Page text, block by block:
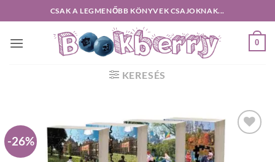
to
content
CSAK A LEGMENŐBB KÖNYVEK CSAJOKNAK...
0
KERESÉS
-26%
Hozzáadás a
Kivánságlistához